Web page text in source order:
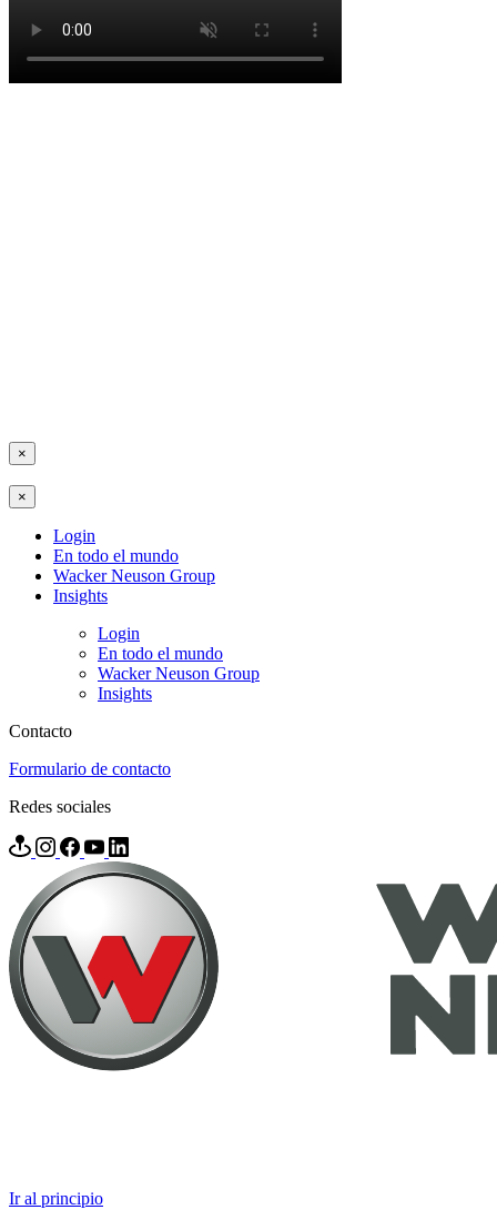
×
×
Login
En todo el mundo
Wacker Neuson Group
Insights
Login
En todo el mundo
Wacker Neuson Group
Insights
Contacto
Formulario de contacto
Redes sociales
Ir al principio